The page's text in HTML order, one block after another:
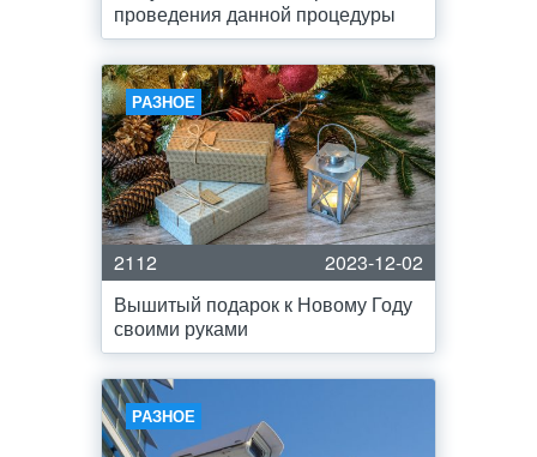
проведения данной процедуры
РАЗНОЕ
2112
2023-12-02
Вышитый подарок к Новому Году
своими руками
РАЗНОЕ